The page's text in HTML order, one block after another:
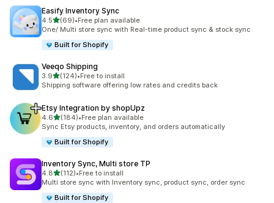
Easify Inventory Sync
4.5เต็ม 5 ดาว
(69)
ทั้งหมด 69 รีวิว
•Free plan available
One/ Multi store sync with Real-time product sync & stock sync
Built for Shopify
Veeqo Shipping
3.9เต็ม 5 ดาว
(124)
ทั้งหมด 124 รีวิว
•Free to install
Shipping software offering low rates and credits back
Etsy Integration by shopUpz
4.6เต็ม 5 ดาว
(184)
ทั้งหมด 184 รีวิว
•Free plan available
Sync Etsy products, inventory, and orders automatically
Built for Shopify
Inventory Sync, Multi store TP
4.8เต็ม 5 ดาว
(112)
ทั้งหมด 112 รีวิว
•Free to install
Multi store sync with Inventory sync, product sync, order sync
Built for Shopify